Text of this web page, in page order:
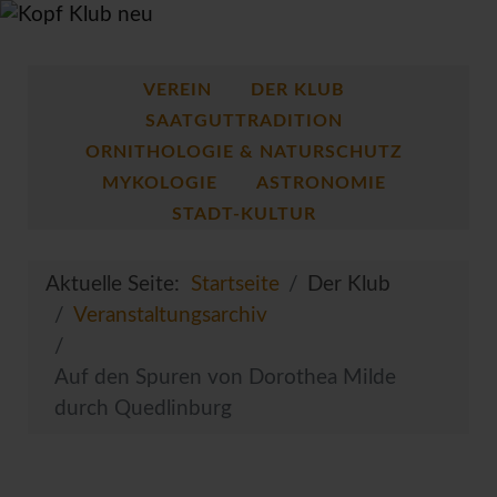
VEREIN
DER KLUB
SAATGUTTRADITION
ORNITHOLOGIE & NATURSCHUTZ
MYKOLOGIE
ASTRONOMIE
STADT-KULTUR
Aktuelle Seite: Startseite
Der Klub
Veranstaltungsarchiv
Auf den Spuren von Dorothea Milde
durch Quedlinburg